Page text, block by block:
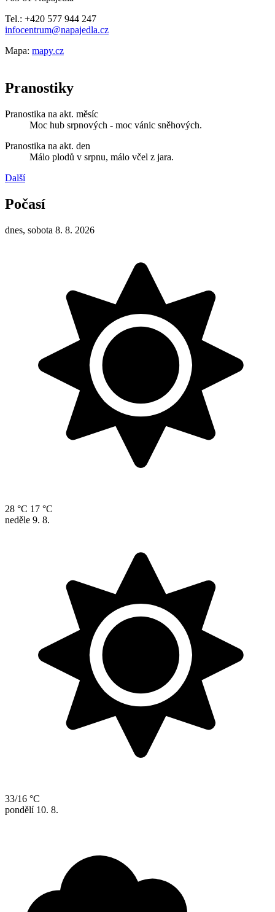
Tel.: +420 577 944 247
infocentrum@napajedla.cz
Mapa: mapy.cz
Pranostiky
Pranostika na akt. měsíc
Moc hub srpnových - moc vánic sněhových.
Pranostika na akt. den
Málo plodů v srpnu, málo včel z jara.
Další
Počasí
dnes, sobota 8. 8. 2026
28 °C 17 °C
neděle 9. 8.
33/16 °C
pondělí 10. 8.